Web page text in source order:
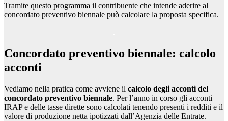
Tramite questo programma il contribuente che intende aderire al
concordato preventivo biennale può calcolare la proposta specifica.
Concordato preventivo biennale: calcolo
acconti
Vediamo nella pratica come avviene il calcolo degli acconti del
concordato preventivo biennale. Per l’anno in corso gli acconti
IRAP e delle tasse dirette sono calcolati tenendo presenti i redditi e il
valore di produzione netta ipotizzati dall’Agenzia delle Entrate.